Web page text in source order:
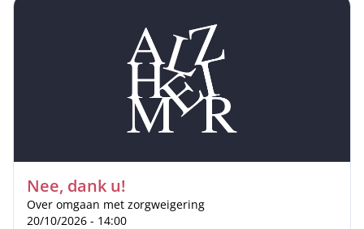
Nee, dank u!
Over omgaan met zorgweigering
20/10/2026 - 14:00